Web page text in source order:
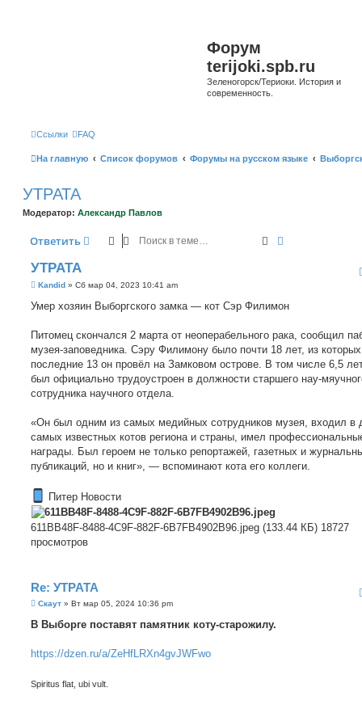
Форум
terijoki.spb.ru
Зеленогорск/Териоки. История и
современность.
Ссылки FAQ
На главную Список форумов Форумы на русском языке
УТРАТА
Модератор: Александр Павлов
Ответить Поиск
УТРАТА
С
о
е
и
е
Kandid » Сб мар 04, 2023 10:41 am
Умер хозяин Выборгского замка — кот Сэр Филимон
Питомец скончался 2 марта от неоперабельного рака, сообщил
музея-заповедника. Сэру Филимону было почти 18 лет, из которых
последние 13 он провёл на Замковом острове. В том числе 6,5
был официально трудоустроен в должности старшего нау-
сотрудника научного отдела.
«Он был одним из самых медийных сотрудников музея, входил в
самых известных котов региона и страны, имел
награды. Был героем не только репортажей, газетных и
публикаций, но и книг», — вспоминают кота его коллеги.
Питер Новости
611BB48F-8488-4C9F-882F-6B7FB4902B96.jpeg (133.44 КБ) 18727
просмотров
Re: УТРАТА
С
о
е
е
Скаут » Вт мар 05, 2024 10:36 pm
В Выборге поставят памятник коту-старожилу.
https://dzen.ru/a/ZeHfLRXn4gvJWFwo
Spiritus flat, ubi vult.